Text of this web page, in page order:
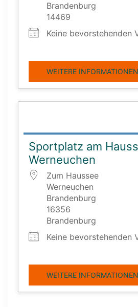
Brandenburg
14469
Keine bevorstehenden
WEITERE INFORMATIONEN
Sportplatz am
Werneuchen
Zum Haussee
Werneuchen
Brandenburg
16356
Brandenburg
Keine bevorstehenden
WEITERE INFORMATIONEN